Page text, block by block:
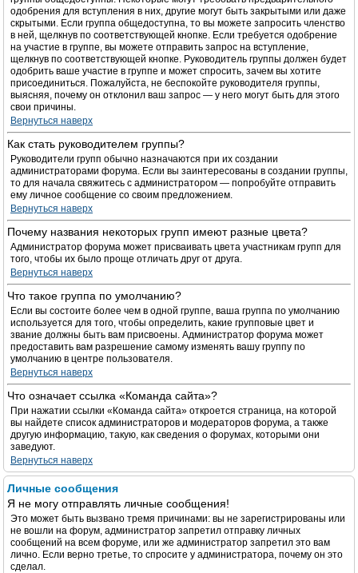
одобрения для вступления в них, другие могут быть закрытыми или даже
скрытыми. Если группа общедоступна, то вы можете запросить членство
в ней, щелкнув по соответствующей кнопке. Если требуется одобрение
на участие в группе, вы можете отправить запрос на вступление,
щелкнув по соответствующей кнопке. Руководитель группы должен будет
одобрить ваше участие в группе и может спросить, зачем вы хотите
присоединиться. Пожалуйста, не беспокойте руководителя группы,
выясняя, почему он отклонил ваш запрос — у него могут быть для этого
свои причины.
Вернуться наверх
Как стать руководителем группы?
Руководители групп обычно назначаются при их создании
администраторами форума. Если вы заинтересованы в создании группы,
то для начала свяжитесь с администратором — попробуйте отправить
ему личное сообщение со своим предложением.
Вернуться наверх
Почему названия некоторых групп имеют разные цвета?
Администратор форума может присваивать цвета участникам групп для
того, чтобы их было проще отличать друг от друга.
Вернуться наверх
Что такое группа по умолчанию?
Если вы состоите более чем в одной группе, ваша группа по умолчанию
используется для того, чтобы определить, какие групповые цвет и
звание должны быть вам присвоены. Администратор форума может
предоставить вам разрешение самому изменять вашу группу по
умолчанию в центре пользователя.
Вернуться наверх
Что означает ссылка «Команда сайта»?
При нажатии ссылки «Команда сайта» откроется страница, на которой
вы найдете список администраторов и модераторов форума, а также
другую информацию, такую, как сведения о форумах, которыми они
заведуют.
Вернуться наверх
Личные сообщения
Я не могу отправлять личные сообщения!
Это может быть вызвано тремя причинами: вы не зарегистрированы или
не вошли на форум, администратор запретил отправку личных
сообщений на всем форуме, или же администратор запретил это вам
лично. Если верно третье, то спросите у администратора, почему он это
сделал.